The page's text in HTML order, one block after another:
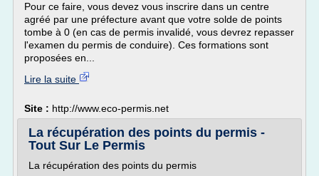
Pour ce faire, vous devez vous inscrire dans un centre
agréé par une préfecture avant que votre solde de points
tombe à 0 (en cas de permis invalidé, vous devrez repasser
l'examen du permis de conduire). Ces formations sont
proposées en...
Lire la suite
Site : http://www.eco-permis.net
La récupération des points du permis -
Tout Sur Le Permis
La récupération des points du permis